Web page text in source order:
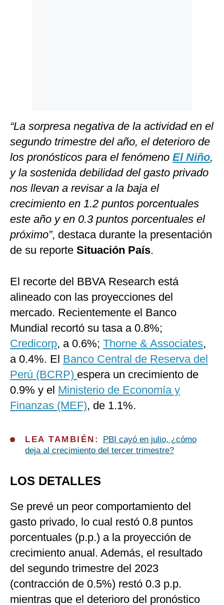
“La sorpresa negativa de la actividad en el
segundo trimestre del año, el deterioro de
los pronósticos para el fenómeno El Niño,
y la sostenida debilidad del gasto privado
nos llevan a revisar a la baja el
crecimiento en 1.2 puntos porcentuales
este año y en 0.3 puntos porcentuales el
próximo”, destaca durante la presentación
de su reporte Situación País.
El recorte del BBVA Research está
alineado con las proyecciones del
mercado. Recientemente el Banco
Mundial recortó su tasa a 0.8%;
Credicorp, a 0.6%; Thorne & Associates,
a 0.4%. El Banco Central de Reserva del
Perú (BCRP) espera un crecimiento de
0.9% y el Ministerio de Economía y
Finanzas (MEF), de 1.1%.
LEA TAMBIÉN:
PBI cayó en julio, ¿cómo
deja al crecimiento del tercer trimestre?
LOS DETALLES
Se prevé un peor comportamiento del
gasto privado, lo cual restó 0.8 puntos
porcentuales (p.p.) a la proyección de
crecimiento anual. Además, el resultado
del segundo trimestre del 2023
(contracción de 0.5%) restó 0.3 p.p.
mientras que el deterioro del pronóstico